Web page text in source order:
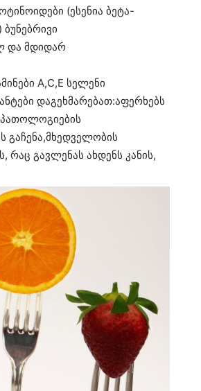
(ესენია ბეტა-
და მდიდარ
A,C,E სელენი
დაგეხმარებათ:აფერხებს
რაც გავლენას ახდენს კანის,